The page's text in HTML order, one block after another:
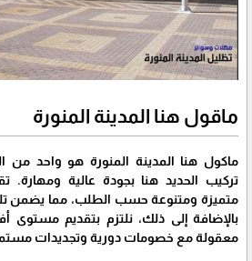
ماقول هنا المدينة المنورة
ماكول هنا المدينة المنورة هو واحد من
تركيب الحديد هنا بجودة عالية ومهارة.
متميزة ومتنوعة حسب الطلب، مما يضمن
بالإضافة إلى ذلك، نلتزم بتقديم مستوى
معقولة مع خصومات دورية وتجديدات